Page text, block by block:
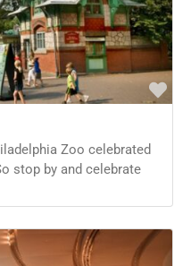
Zoo celebrated
stop by and celebrate